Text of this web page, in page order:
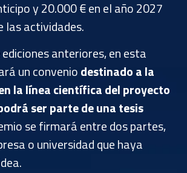
y 20.000 € en el año 2027
las actividades.
anteriores, en esta
un conveniodestinado a la
la línea científica del proyecto
ser parte de una tesis
se firmará entre dos partes,
o universidad que haya